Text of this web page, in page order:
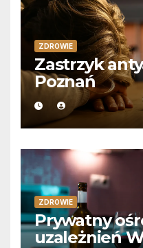
ZDROWIE
Zastrzyk
Poznań
ZDROWIE
Prywatny
uzależnień